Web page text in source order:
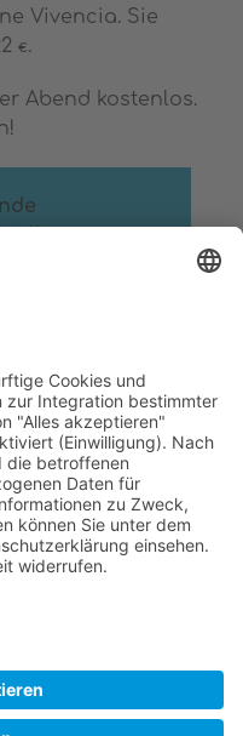
Vivencia. Sie
€.
Abend kostenlos.